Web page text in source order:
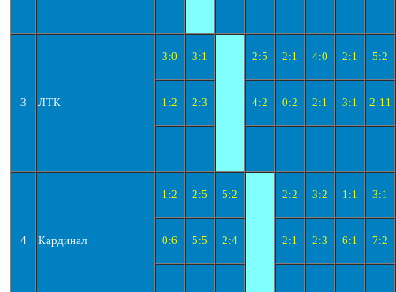
3 ЛТК
3:0 3:1 2:5 2:1 4:0 2:1 5:2
1:2 2:3 4:2 0:2 2:1 3:1 2:11
4 Кардинал
1:2 2:5 5:2 2:2 3:2 1:1 3:1
0:6 5:5 2:4 2:1 2:3 6:1 7:2